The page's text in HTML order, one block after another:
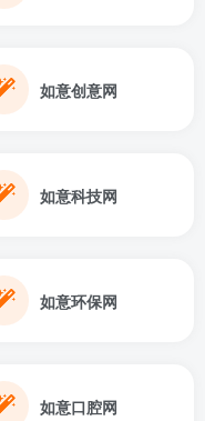
如意创意网
如意科技网
如意环保网
如意口腔网